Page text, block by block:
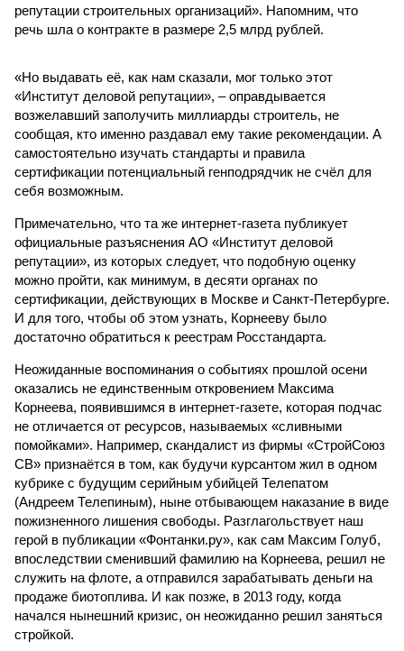
репутации строительных организаций». Напомним, что
речь шла о контракте в размере 2,5 млрд рублей.
«Но выдавать её, как нам сказали, мог только этот
«Институт деловой репутации», – оправдывается
возжелавший заполучить миллиарды строитель, не
сообщая, кто именно раздавал ему такие рекомендации. А
самостоятельно изучать стандарты и правила
сертификации потенциальный генподрядчик не счёл для
себя возможным.
Примечательно, что та же интернет-газета публикует
официальные разъяснения АО «Институт деловой
репутации», из которых следует, что подобную оценку
можно пройти, как минимум, в десяти органах по
сертификации, действующих в Москве и Санкт-Петербурге.
И для того, чтобы об этом узнать, Корнееву было
достаточно обратиться к реестрам Росстандарта.
Неожиданные воспоминания о событиях прошлой осени
оказались не единственным откровением Максима
Корнеева, появившимся в интернет-газете, которая подчас
не отличается от ресурсов, называемых «сливными
помойками». Например, скандалист из фирмы «СтройСоюз
СВ» признаётся в том, как будучи курсантом жил в одном
кубрике с будущим серийным убийцей Телепатом
(Андреем Телепиным), ныне отбывающем наказание в виде
пожизненного лишения свободы. Разглагольствует наш
герой в публикации «Фонтанки.ру», как сам Максим Голуб,
впоследствии сменивший фамилию на Корнеева, решил не
служить на флоте, а отправился зарабатывать деньги на
продаже биотоплива. И как позже, в 2013 году, когда
начался нынешний кризис, он неожиданно решил заняться
стройкой.